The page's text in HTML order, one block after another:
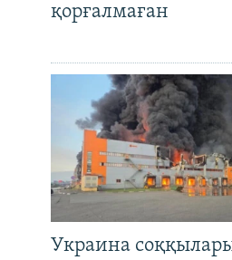
қорғалмаған
Украина